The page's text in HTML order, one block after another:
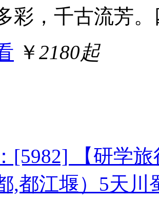
彩，千古流芳
￥2180起
[5982] 【研学
,都江堰）5天川